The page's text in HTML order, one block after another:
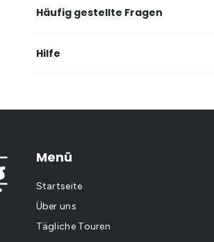
Häufig gestellte Fragen
Hilfe
Menü
Startseite
Über uns
Tägliche Touren